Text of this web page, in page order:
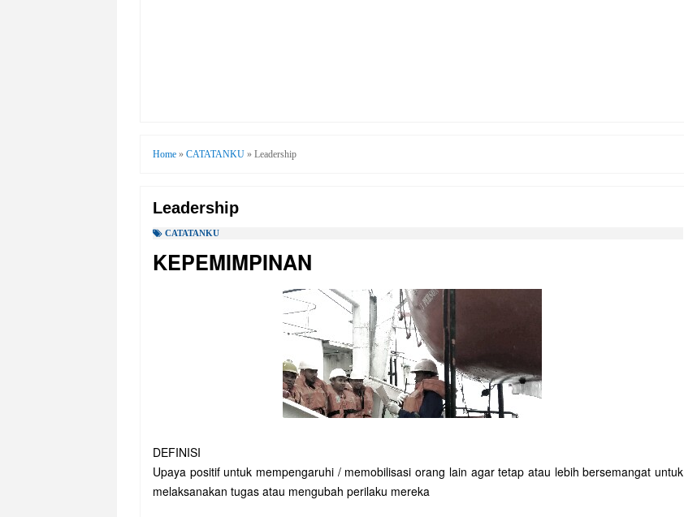
Home » CATATANKU » Leadership
Leadership
CATATANKU
KEPEMIMPINAN
DEFINISI
Upaya positif untuk mempengaruhi / memobilisasi orang lain agar tetap atau lebih bersemangat untuk
melaksanakan tugas atau mengubah perilaku mereka